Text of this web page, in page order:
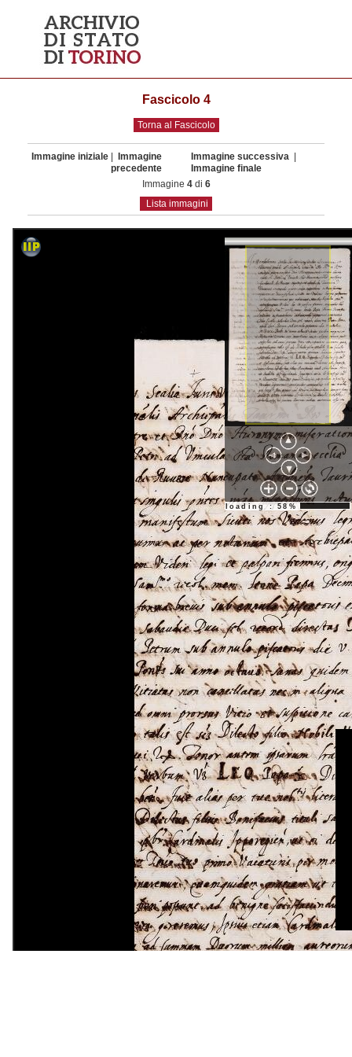
Fascicolo 4
Torna al Fascicolo
Immagine iniziale
Immagine
precedente
Immagine successiva
Immagine finale
Immagine 4di 6
Lista immagini
loading : 58%